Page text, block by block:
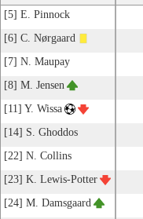
[5] E. Pinnock
[6] C. Nørgaard
[7] N. Maupay
[8] M. Jensen
[11] Y. Wissa
[14] S. Ghoddos
[22] N. Collins
[23] K. Lewis-Potter
[24] M. Damsgaard